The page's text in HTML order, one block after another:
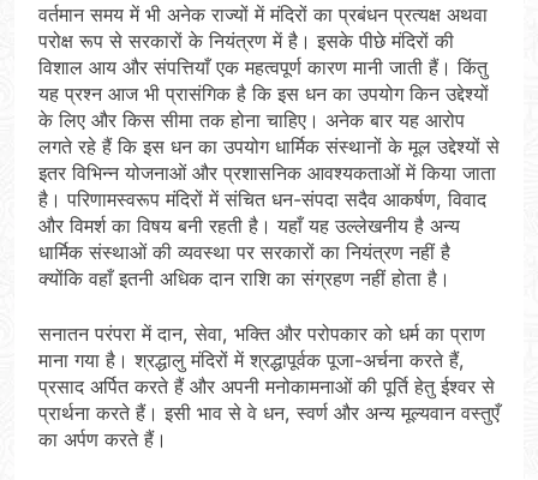
वर्तमान समय में भी अनेक राज्यों में मंदिरों का प्रबंधन प्रत्यक्ष अथवा
परोक्ष रूप से सरकारों के नियंत्रण में है। इसके पीछे मंदिरों की
विशाल आय और संपत्तियाँ एक महत्वपूर्ण कारण मानी जाती हैं। किंतु
यह प्रश्न आज भी प्रासंगिक है कि इस धन का उपयोग किन उद्देश्यों
के लिए और किस सीमा तक होना चाहिए। अनेक बार यह आरोप
लगते रहे हैं कि इस धन का उपयोग धार्मिक संस्थानों के मूल उद्देश्यों से
इतर विभिन्न योजनाओं और प्रशासनिक आवश्यकताओं में किया जाता
है। परिणामस्वरूप मंदिरों में संचित धन-संपदा सदैव आकर्षण, विवाद
और विमर्श का विषय बनी रहती है। यहाँ यह उल्लेखनीय है अन्य
धार्मिक संस्थाओं की व्यवस्था पर सरकारों का नियंत्रण नहीं है
क्योंकि वहाँ इतनी अधिक दान राशि का संग्रहण नहीं होता है।
सनातन परंपरा में दान, सेवा, भक्ति और परोपकार को धर्म का प्राण
माना गया है। श्रद्धालु मंदिरों में श्रद्धापूर्वक पूजा-अर्चना करते हैं,
प्रसाद अर्पित करते हैं और अपनी मनोकामनाओं की पूर्ति हेतु ईश्वर से
प्रार्थना करते हैं। इसी भाव से वे धन, स्वर्ण और अन्य मूल्यवान वस्तुएँ
का अर्पण करते हैं।